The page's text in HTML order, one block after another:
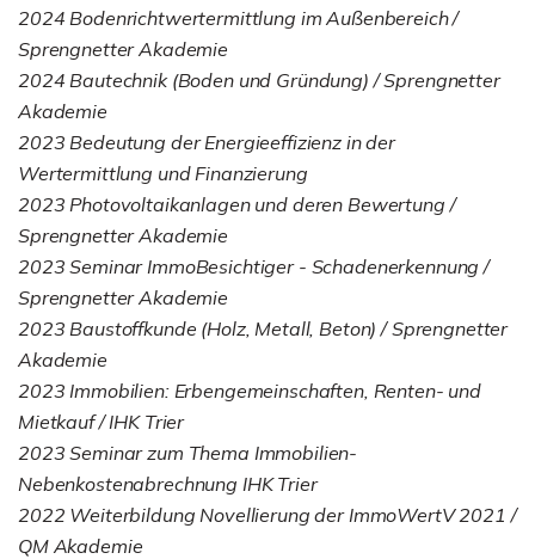
2024 Bodenrichtwertermittlung im Außenbereich /
Sprengnetter Akademie
2024 Bautechnik (Boden und Gründung) / Sprengnetter
Akademie
2023 Bedeutung der Energieeffizienz in der
Wertermittlung und Finanzierung
2023 Photovoltaikanlagen und deren Bewertung /
Sprengnetter Akademie
2023 Seminar ImmoBesichtiger - Schadenerkennung /
Sprengnetter Akademie
2023 Baustoffkunde (Holz, Metall, Beton) / Sprengnetter
Akademie
2023 Immobilien: Erbengemeinschaften, Renten- und
Mietkauf / IHK Trier
2023 Seminar zum Thema Immobilien-
Nebenkostenabrechnung IHK Trier
2022 Weiterbildung Novellierung der ImmoWertV 2021 /
QM Akademie